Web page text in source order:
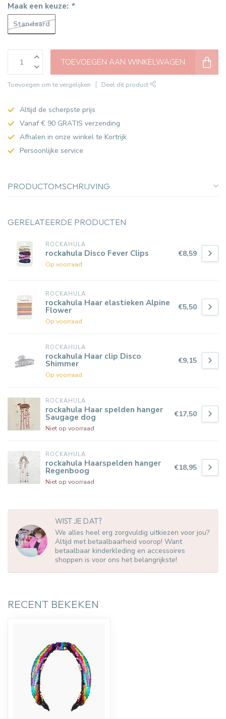
Maak een keuze: *
Standaard
TOEVOEGEN AAN WINKELWAGEN
Toevoegen om te vergelijken Deel dit product
Altijd de scherpste prijs
Vanaf € 90 GRATIS verzending
Afhalen in onze winkel te Kortrijk
Persoonlijke service
PRODUCTOMSCHRIJVING
GERELATEERDE PRODUCTEN
ROCKAHULA
rockahula Disco Fever Clips
Op voorraad
€8,59
ROCKAHULA
rockahula Haar elastieken Alpine
Flower
Op voorraad
€5,50
ROCKAHULA
rockahula Haar clip Disco
Shimmer
Op voorraad
€9,15
ROCKAHULA
rockahula Haar spelden hanger
Saugage dog
Niet op voorraad
€17,50
ROCKAHULA
rockahula Haarspelden hanger
Regenboog
Niet op voorraad
€18,95
WIST JE DAT?
We alles heel erg zorgvuldig uitkiezen voor jou?
Altijd met betaalbaarheid voorop! Want
betaalbaar kinderkleding en accessoires
shoppen is voor ons het belangrijkste!
RECENT BEKEKEN